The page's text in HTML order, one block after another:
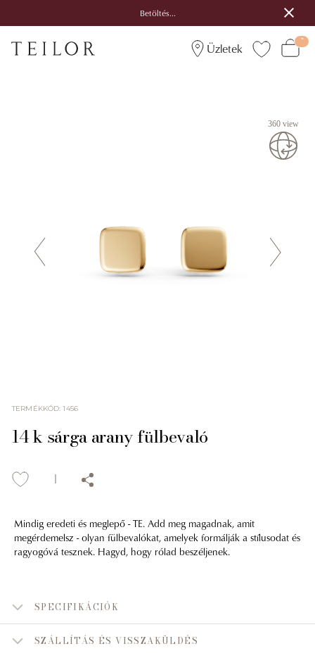
Betöltés...
Üzletek
360 view
TERMÉKKÓD:1456
14 k sárga arany fülbevaló
Mindig eredeti és meglepő - TE. Add meg magadnak, amit
megérdemelsz - olyan fülbevalókat, amelyek formálják a stílusodat és
ragyogóvá tesznek. Hagyd, hogy rólad beszéljenek.
SPECIFIKÁCIÓK
SZÁLLÍTÁS ÉS VISSZAKÜLDÉS